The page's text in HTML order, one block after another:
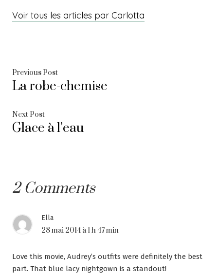
Voir tous les articles par Carlotta
Navigation
de
l’article
Previous PostPrevious
post:
La robe-chemise
Next PostNext
post:
Glace à l’eau
2 Comments
Ella
28 mai 2014 à 1 h 47 min
Love this movie, Audrey’s outfits were definitely the best
part. That blue lacy nightgown is a standout!